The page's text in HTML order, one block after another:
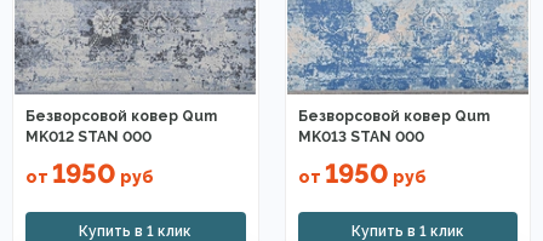
Безворсовой ковер Qum
MK012 STAN 000
от 1950 руб
Безворсовой ковер Qum
MK013 STAN 000
от 1950 руб